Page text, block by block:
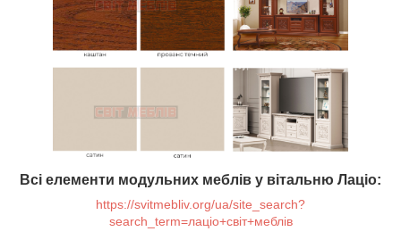
Всі елементи модульних меблів у вітальню Лаціо:
https://svitmebliv.org/ua/site_search?
search_term=лаціо+світ+меблів